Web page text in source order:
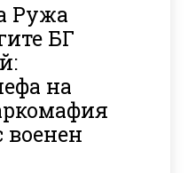
Ружа
БГ
на
военен